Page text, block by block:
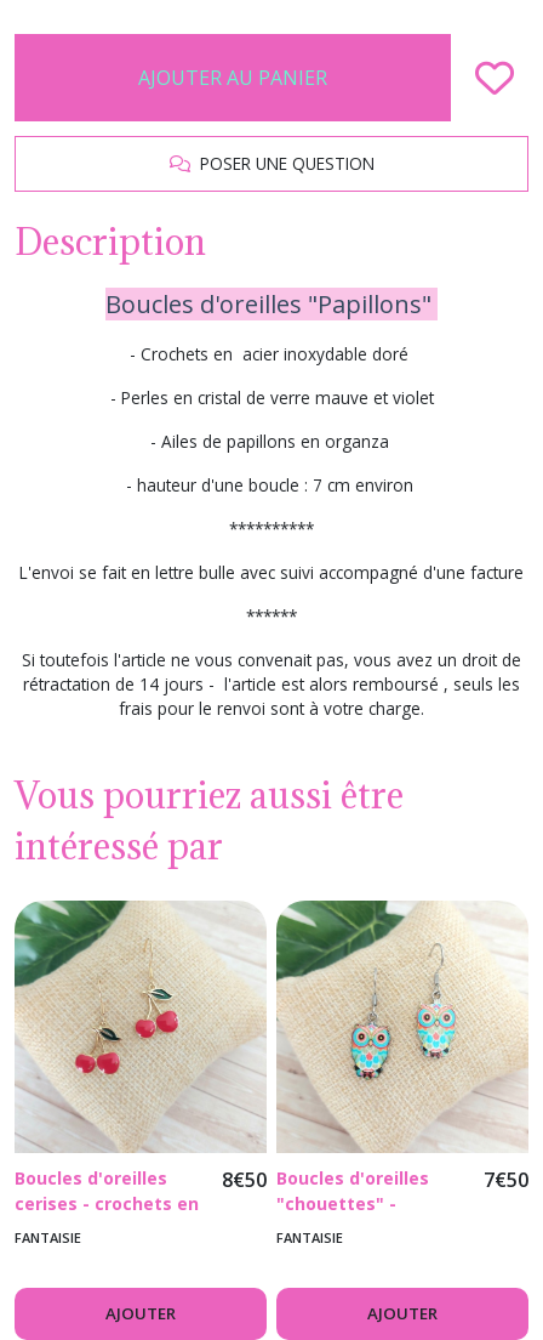
AJOUTER AU PANIER
POSER UNE QUESTION
Description
Boucles d'oreilles "Papillons"
- Crochets en acier inoxydable doré
- Perles en cristal de verre mauve et violet
- Ailes de papillons en organza
- hauteur d'une boucle : 7 cm environ
**********
L'envoi se fait en lettre bulle avec suivi accompagné d'une facture
******
Si toutefois l'article ne vous convenait pas, vous avez un droit de
rétractation de 14 jours - l'article est alors remboursé , seuls les
frais pour le renvoi sont à votre charge.
Vous pourriez aussi être
intéressé par
Boucles d'oreilles
cerises - crochets en
acier inoxydable doré
8€50
FANTAISIE
AJOUTER
Boucles d'oreilles
"chouettes" -
crochets en acier
7€50
FANTAISIE
AJOUTER